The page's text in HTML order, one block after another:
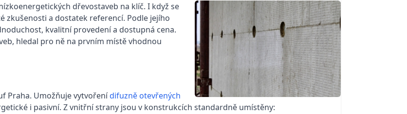
dřevostaveb na klíč. I když se
a dostatek referencí. Podle jejího
kvalitní provedení a dostupná cena.
hledal pro ně na prvním místě vhodnou
Praha. Umožňuje vytvořenídifuzně otevřených
i pasivní. Z vnitřní strany jsou v konstrukcích standardně umístěny: